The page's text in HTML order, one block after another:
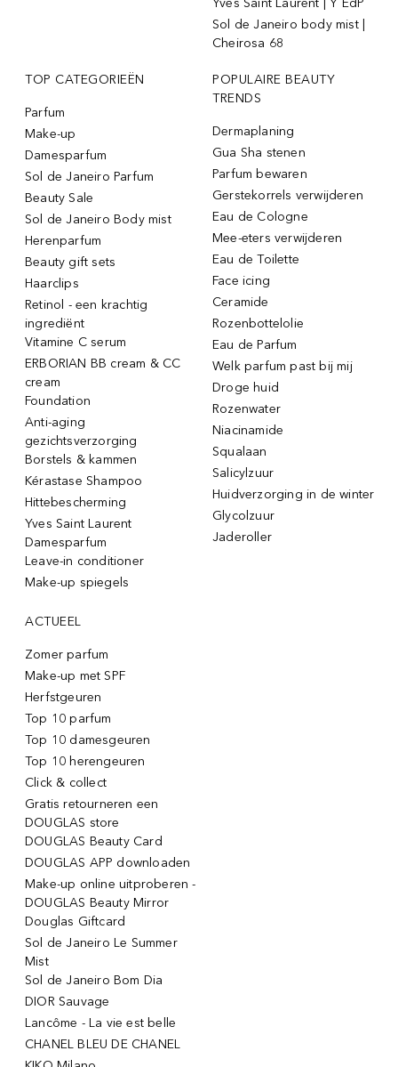
Yves Saint Laurent | Y EdP
Sol de Janeiro body mist |
Cheirosa 68
TOP CATEGORIEËN
Parfum
Make-up
Damesparfum
Sol de Janeiro Parfum
Beauty Sale
Sol de Janeiro Body mist
Herenparfum
Beauty gift sets
Haarclips
Retinol - een krachtig
ingrediënt
Vitamine C serum
ERBORIAN BB cream & CC
cream
Foundation
Anti-aging
gezichtsverzorging
Borstels & kammen
Kérastase Shampoo
Hittebescherming
Yves Saint Laurent
Damesparfum
Leave-in conditioner
Make-up spiegels
POPULAIRE BEAUTY
TRENDS
Dermaplaning
Gua Sha stenen
Parfum bewaren
Gerstekorrels verwijderen
Eau de Cologne
Mee-eters verwijderen
Eau de Toilette
Face icing
Ceramide
Rozenbottelolie
Eau de Parfum
Welk parfum past bij mij
Droge huid
Rozenwater
Niacinamide
Squalaan
Salicylzuur
Huidverzorging in de winter
Glycolzuur
Jaderoller
ACTUEEL
Zomer parfum
Make-up met SPF
Herfstgeuren
Top 10 parfum
Top 10 damesgeuren
Top 10 herengeuren
Click & collect
Gratis retourneren een
DOUGLAS store
DOUGLAS Beauty Card
DOUGLAS APP downloaden
Make-up online uitproberen -
DOUGLAS Beauty Mirror
Douglas Giftcard
Sol de Janeiro Le Summer
Mist
Sol de Janeiro Bom Dia
DIOR Sauvage
Lancôme - La vie est belle
CHANEL BLEU DE CHANEL